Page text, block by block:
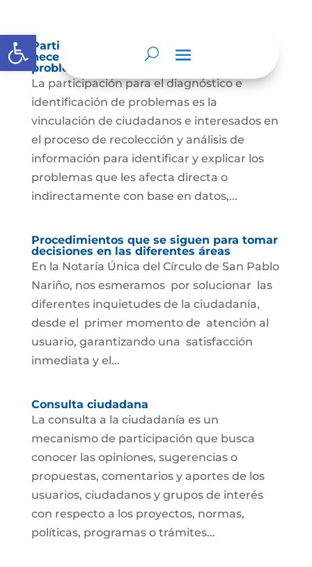
Abrir barra de herramientas
Participación para el diagnóstico de
necesidades e identificación de
problemas.
La participación para el diagnóstico e
identificación de problemas es la
vinculación de ciudadanos e interesados en
el proceso de recolección y análisis de
información para identificar y explicar los
problemas que les afecta directa o
indirectamente con base en datos,...
Procedimientos que se siguen para tomar
decisiones en las diferentes áreas
En la Notaría Única del Círculo de San Pablo
Nariño, nos esmeramos por solucionar las
diferentes inquietudes de la ciudadanía,
desde el primer momento de atención al
usuario, garantizando una satisfacción
inmediata y el...
Consulta ciudadana
La consulta a la ciudadanía es un
mecanismo de participación que busca
conocer las opiniones, sugerencias o
propuestas, comentarios y aportes de los
usuarios, ciudadanos y grupos de interés
con respecto a los proyectos, normas,
políticas, programas o trámites...